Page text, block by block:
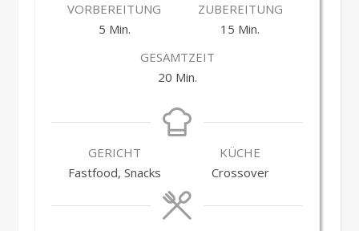
VORBEREITUNG
5Minuten
Min.
ZUBEREITUNG
15 Minuten
Min.
GESAMTZEIT
20Minuten
Min.
GERICHT
Fastfood, Snacks
KÜCHE
Crossover